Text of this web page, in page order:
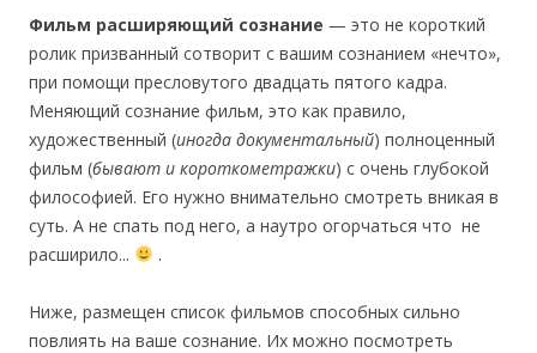
Фильм расширяющий сознание — это не короткий
ролик призванный сотворит с вашим сознанием «нечто»,
при помощи пресловутого двадцать пятого кадра.
Меняющий сознание фильм, это как правило,
художественный (иногда документальный) полноценный
фильм (бывают и короткометражки) с очень глубокой
философией. Его нужно внимательно смотреть вникая в
суть. А не спать под него, а наутро огорчаться что не
расширило...
.
Ниже, размещен список фильмов способных сильно
повлиять на ваше сознание. Их можно посмотреть